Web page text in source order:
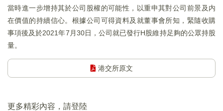
當時進一步增持其於公司股權的可能性，以重申其對公司前景及内
在價值的持續信心。根據公司可得資料及就董事會所知，緊隨收購
事項後及於2021年7月30日，公司就已發行H股維持足夠的公眾持股
量。
港交所原文
更多精彩內容，請登陸